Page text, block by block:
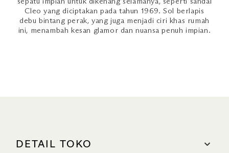
Cleo yang diciptakan pada tahun 1969. Sol berlapis
debu bintang perak, yang juga menjadi ciri khas rumah
ini, menambah kesan glamor dan nuansa penuh impian.
DETAIL TOKO